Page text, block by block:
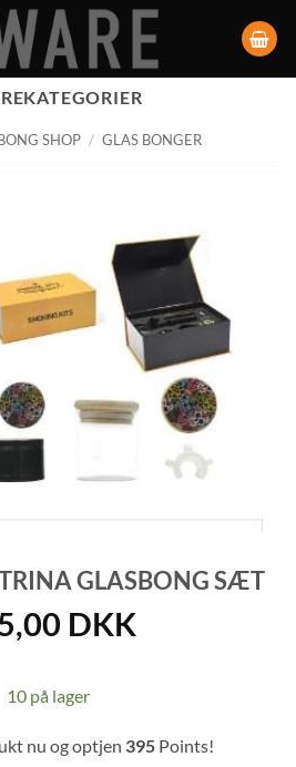
SHOP / GLAS BONGER
GLASBONG SÆT
DKK
10 på lager
nu og optjen 395 Points!